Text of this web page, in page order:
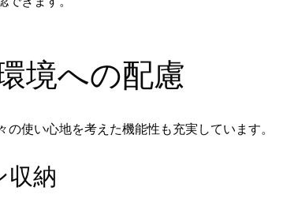
境への配慮
使い心地を考えた機能性も充実しています。
収納